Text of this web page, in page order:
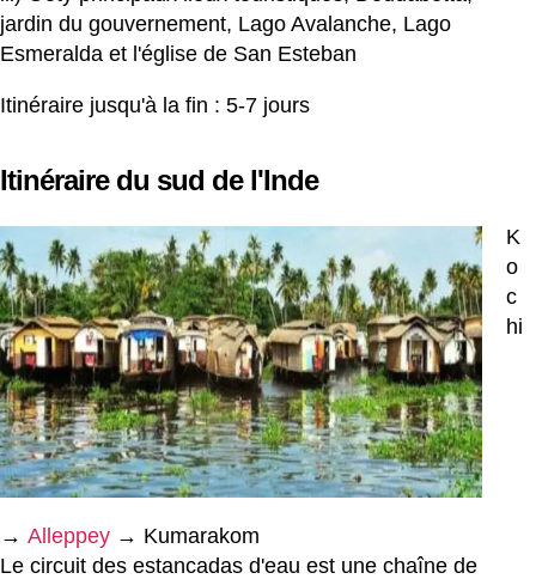
jardin du gouvernement, Lago Avalanche, Lago
Esmeralda et l'église de San Esteban
Itinéraire jusqu'à la fin : 5-7 jours
Itinéraire du sud de l'Inde
K
o
c
hi
→ Alleppey → Kumarakom
Le circuit des estancadas d'eau est une chaîne de